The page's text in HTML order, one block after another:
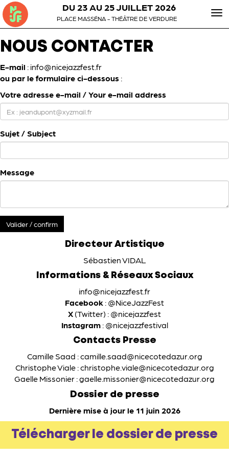
DU 23 AU 25 JUILLET 2026
PLACE MASSÉNA - THÉÂTRE DE VERDURE
NOUS CONTACTER
E-mail : info@nicejazzfest.fr
ou par le formulaire ci-dessous :
Votre adresse e-mail / Your e-mail address
Sujet / Subject
Message
Valider / confirm
Directeur Artistique
Sébastien VIDAL
Informations & Réseaux Sociaux
info@nicejazzfest.fr
Facebook : @NiceJazzFest
X (Twitter) : @nicejazzfest
Instagram: @nicejazzfestival
Contacts Presse
Camille Saad :camille.saad@nicecotedazur.org
Christophe Viale :christophe.viale@nicecotedazur.org
Gaelle Missonier :gaelle.missonier@nicecotedazur.org
Dossier de presse
Dernière mise à jour le 11 juin 2026
Télécharger le dossier de presse